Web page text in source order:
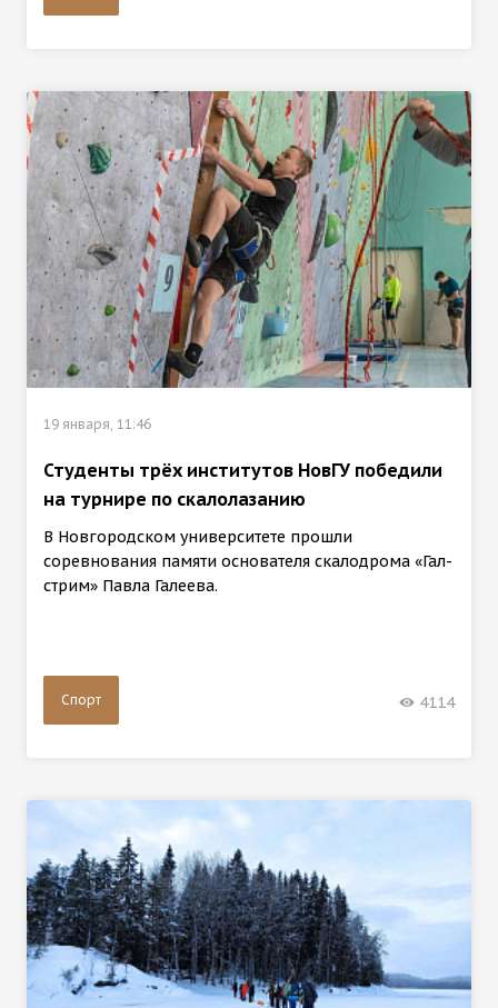
19 января, 11:46
Студенты трёх институтов НовГУ победили
на турнире по скалолазанию
В Новгородском университете прошли
соревнования памяти основателя скалодрома «Гал-
стрим» Павла Галеева.
Спорт 4114